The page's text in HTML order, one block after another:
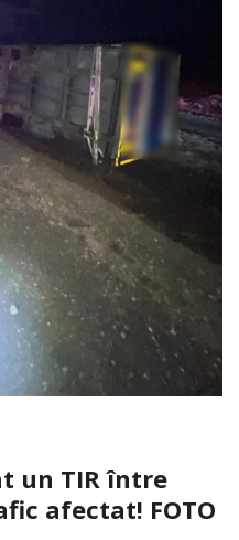
un TIR între
afectat! FOTO